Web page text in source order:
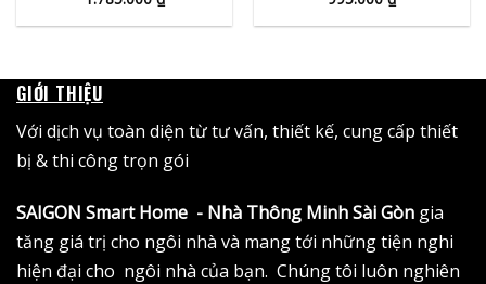
GIỚI THIỆU
Với dịch vụ toàn diện từ tư vấn, thiết kế, cung cấp thiết
bị & thi công trọn gói
SAIGON Smart Home - Nhà Thông Minh Sài Gòn gia
tăng giá trị cho ngôi nhà và mang tới những tiện nghi
hiện đại cho ngôi nhà của bạn. Chúng tôi luôn nghiên